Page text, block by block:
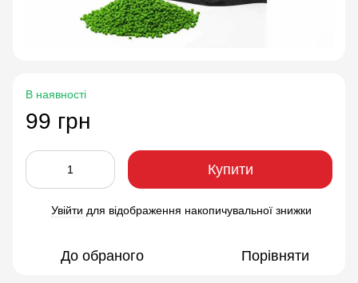
В наявності
99 грн
Купити
Увійти для відображення накопичувальної знижки
До обраного Порівняти